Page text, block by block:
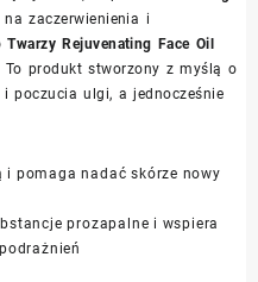
na zaczerwienienia i
Rejuvenating Face Oil
produkt stworzony z myślą o
poczucia ulgi, a jednocześnie
pomaga nadać skórze nowy
prozapalne i wspiera